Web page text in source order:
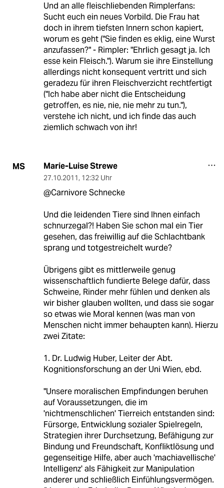
Und an alle fleischliebenden Rimplerfans:
Sucht euch ein neues Vorbild. Die Frau hat
doch in ihrem tiefsten Innern schon kapiert,
worum es geht ("Sie finden es eklig, eine Wurst
anzufassen?" - Rimpler: "Ehrlich gesagt ja. Ich
esse kein Fleisch."). Warum sie ihre Einstellung
allerdings nicht konsequent vertritt und sich
geradezu für ihren Fleischverzicht rechtfertigt
("Ich habe aber nicht die Entscheidung
getroffen, es nie, nie, nie mehr zu tun."),
verstehe ich nicht, und ich finde das auch
ziemlich schwach von ihr!
MS Marie-Luise Strewe
27.10.2011, 12:32 Uhr
@Carnivore Schnecke
Und die leidenden Tiere sind Ihnen einfach
schnurzegal?! Haben Sie schon mal ein Tier
gesehen, das freiwillig auf die Schlachtbank
sprang und totgestreichelt wurde?
Übrigens gibt es mittlerweile genug
wissenschaftlich fundierte Belege dafür, dass
Schweine, Rinder mehr fühlen und denken als
wir bisher glauben wollten, und dass sie sogar
so etwas wie Moral kennen (was man von
Menschen nicht immer behaupten kann). Hierzu
zwei Zitate:
1. Dr. Ludwig Huber, Leiter der Abt.
Kognitionsforschung an der Uni Wien, ebd.
"Unsere moralischen Empfindungen beruhen
auf Voraussetzungen, die im
'nichtmenschlichen' Tierreich entstanden sind:
Fürsorge, Entwicklung sozialer Spielregeln,
Strategien ihrer Durchsetzung, Befähigung zur
Bindung und Freundschaft, Konfliktlösung und
gegenseitige Hilfe, aber auch 'machiavellische'
Intelligenz' als Fähigkeit zur Manipulation
anderer und schließlich Einfühlungsvermögen.